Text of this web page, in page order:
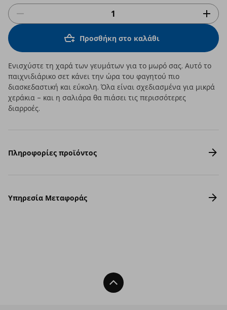
Προσθήκη στο καλάθι
Ενισχύστε τη χαρά των γευμάτων για το μωρό σας. Αυτό το
παιχνιδιάρικο σετ κάνει την ώρα του φαγητού πιο
διασκεδαστική και εύκολη. Όλα είναι σχεδιασμένα για μικρά
χεράκια – και η σαλιάρα θα πιάσει τις περισσότερες
διαρροές.
Πληροφορίες προϊόντος
Υπηρεσία Μεταφοράς
Back To Top